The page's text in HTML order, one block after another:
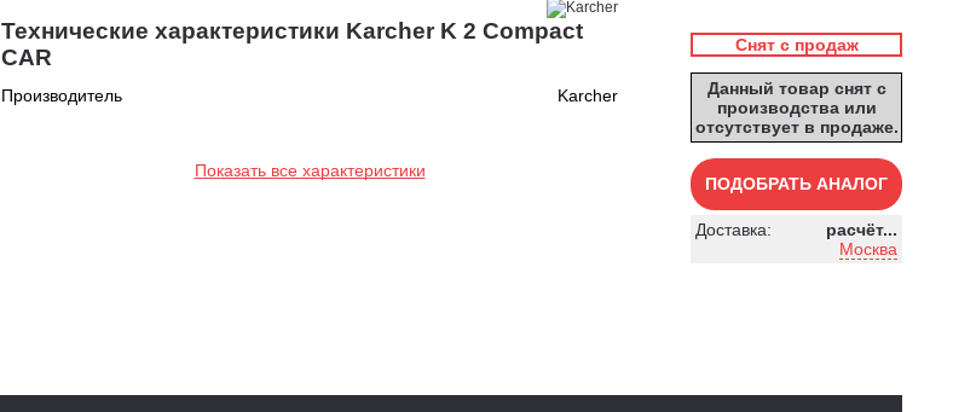
Технические характеристики Karcher K 2 Compact
CAR
Производитель Karcher
Показать все характеристики
Снят с продаж
Данный товар снят с
производства или
отсутствует в продаже.
ПОДОБРАТЬ АНАЛОГ
Доставка:
расчёт...
Москва